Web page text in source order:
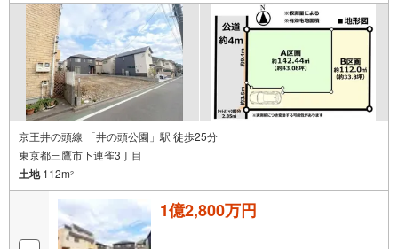
京王井の頭線 「井の頭公園」駅 徒歩25分
東京都三鷹市下連雀3丁目
土地112m2
1億2,800万円